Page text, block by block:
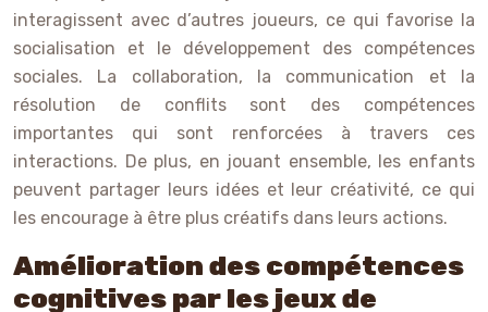
interagissent avec d’autres joueurs, ce qui favorise la
socialisation et le développement des compétences
sociales. La collaboration, la communication et la
résolution de conflits sont des compétences
importantes qui sont renforcées à travers ces
interactions. De plus, en jouant ensemble, les enfants
peuvent partager leurs idées et leur créativité, ce qui
les encourage à être plus créatifs dans leurs actions.
Amélioration des compétences
cognitives par les jeux de